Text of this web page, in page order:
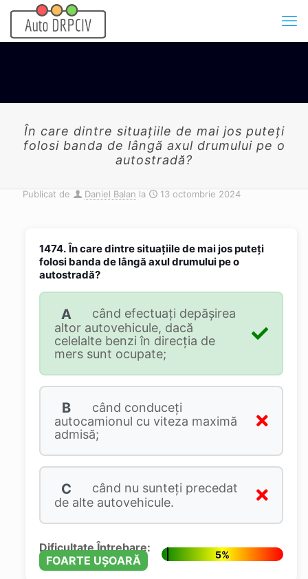
În care dintre situaţiile de mai jos puteţi
folosi banda de lângă axul drumului pe o
autostradă?
Publicat de Daniel Balan la 13 octombrie 2024
1474. În care dintre situaţiile de mai jos puteţi
folosi banda de lângă axul drumului pe o
autostradă?
A
când efectuaţi depăşirea
altor autovehicule, dacă
celelalte benzi în direcţia de
mers sunt ocupate;
B
când conduceţi
autocamionul cu viteza maximă
admisă;
C
când nu sunteţi precedat
de alte autovehicule.
Dificultate Întrebare:
FOARTE UȘOARĂ
5%